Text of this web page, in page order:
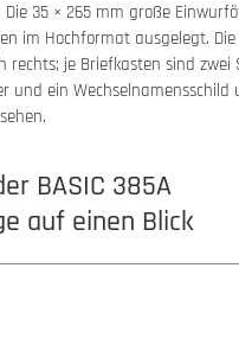
Die 35 × 265 mm große
im Hochformat ausgelegt. Die
rechts; je Briefkasten sind zwei
und ein Wechselnamensschild
BASIC 385A
auf einen Blick